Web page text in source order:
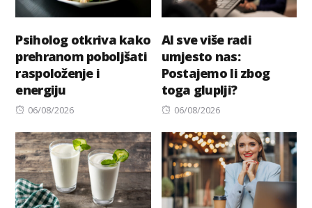
Psiholog otkriva kako
prehranom poboljšati
raspoloženje i
energiju
Posted
06/08/2026
AI sve više radi
umjesto nas:
Postajemo li zbog
toga gluplji?
Posted
06/08/2026